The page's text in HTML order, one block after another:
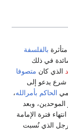
بالفلسفة
في ذلك
الذي كان متصوفا
شرع يدعو إلى
الحاكم بأمرالله،
وبعد
انتهاء فترة الإمامة
الذي نُسبت